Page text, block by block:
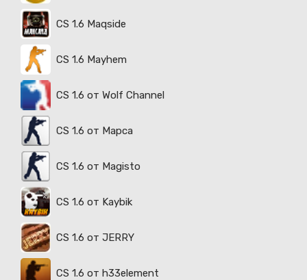
CS 1.6 Maqside
CS 1.6 Mayhem
CS 1.6 от Wolf Channel
CS 1.6 от Марса
CS 1.6 от Magisto
CS 1.6 от Kaybik
CS 1.6 от JERRY
CS 1.6 от h33element